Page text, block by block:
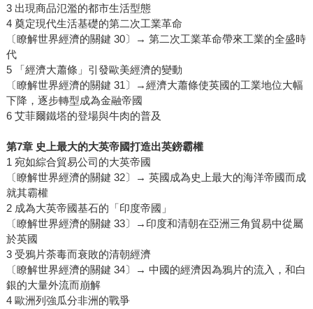
3 出現商品氾濫的都市生活型態
4 奠定現代生活基礎的第二次工業革命
〔瞭解世界經濟的關鍵 30〕→ 第二次工業革命帶來工業的全盛時
代
5 「經濟大蕭條」引發歐美經濟的變動
〔瞭解世界經濟的關鍵 31〕→經濟大蕭條使英國的工業地位大幅
下降，逐步轉型成為金融帝國
6 艾菲爾鐵塔的登場與牛肉的普及
第7章 史上最大的大英帝國打造出英鎊霸權
1 宛如綜合貿易公司的大英帝國
〔瞭解世界經濟的關鍵 32〕→ 英國成為史上最大的海洋帝國而成
就其霸權
2 成為大英帝國基石的「印度帝國」
〔瞭解世界經濟的關鍵 33〕→印度和清朝在亞洲三角貿易中從屬
於英國
3 受鴉片荼毒而衰敗的清朝經濟
〔瞭解世界經濟的關鍵 34〕→ 中國的經濟因為鴉片的流入，和白
銀的大量外流而崩解
4 歐洲列強瓜分非洲的戰爭